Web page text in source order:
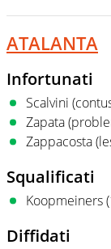
ATALANTA
Infortunati
Scalvini
Zapata
Zappacosta
Squalificati
Koopmeiners
Diffidati